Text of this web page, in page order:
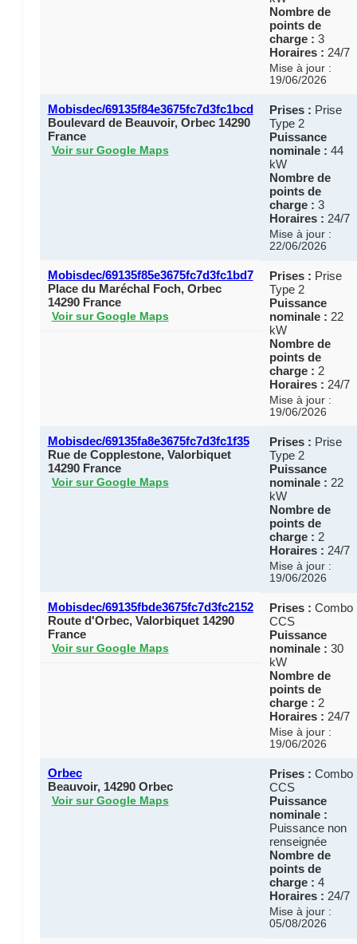
Nombre de
points de
charge : 3
Horaires : 24/7
Mise à jour :
19/06/2026
Mobisdec/69135f84e3675fc7d3fc1bcd
Boulevard de Beauvoir, Orbec 14290
France
Voir sur Google Maps
Prises : Prise
Type 2
Puissance
nominale : 44
kW
Nombre de
points de
charge : 3
Horaires : 24/7
Mise à jour :
22/06/2026
Mobisdec/69135f85e3675fc7d3fc1bd7
Place du Maréchal Foch, Orbec
14290 France
Voir sur Google Maps
Prises : Prise
Type 2
Puissance
nominale : 22
kW
Nombre de
points de
charge : 2
Horaires : 24/7
Mise à jour :
19/06/2026
Mobisdec/69135fa8e3675fc7d3fc1f35
Rue de Copplestone, Valorbiquet
14290 France
Voir sur Google Maps
Prises : Prise
Type 2
Puissance
nominale : 22
kW
Nombre de
points de
charge : 2
Horaires : 24/7
Mise à jour :
19/06/2026
Mobisdec/69135fbde3675fc7d3fc2152
Route d'Orbec, Valorbiquet 14290
France
Voir sur Google Maps
Prises : Combo
CCS
Puissance
nominale : 30
kW
Nombre de
points de
charge : 2
Horaires : 24/7
Mise à jour :
19/06/2026
Orbec
Beauvoir, 14290 Orbec
Voir sur Google Maps
Prises : Combo
CCS
Puissance
nominale :
Puissance non
renseignée
Nombre de
points de
charge : 4
Horaires : 24/7
Mise à jour :
05/08/2026